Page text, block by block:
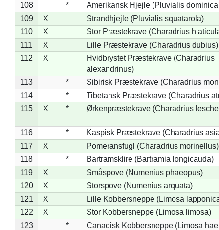
108
*
Amerikansk Hjejle (Pluvialis
109
X
Strandhjejle (Pluvialis squatarola)
110
X
Stor Præstekrave (Charadrius
111
X
Lille Præstekrave (Charadrius dubius)
112
X
Hvidbrystet Præstekrave (Charadrius
alexandrinus)
113
*
Sibirisk Præstekrave (Charadrius
114
*
Tibetansk Præstekrave (Charadrius
115
X * Ørkenpræstekrave (Charadrius
116 *
Kaspisk Præstekrave (Charadrius
117
X
Pomeransfugl (Charadrius morinellus)
118
*
Bartramsklire (Bartramia longicauda)
119
X
Småspove (Numenius phaeopus)
120
X
Storspove (Numenius arquata)
121
X
Lille Kobbersneppe (Limosa
122
X
Stor Kobbersneppe (Limosa limosa)
123
*
Canadisk Kobbersneppe (Limosa